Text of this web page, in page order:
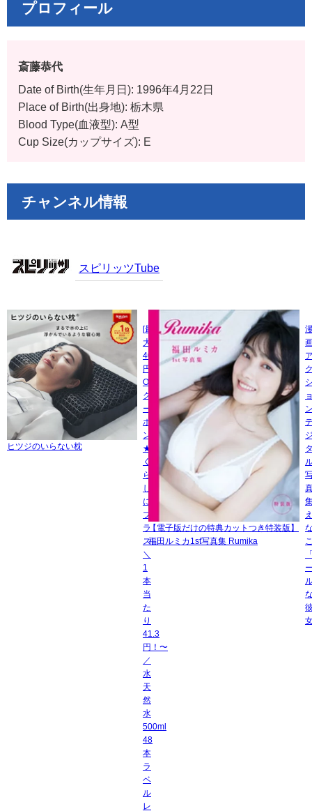
プロフィール
斎藤恭代
Date of Birth(生年月日): 1996年4月22日
Place of Birth(出身地): 栃木県
Blood Type(血液型): A型
Cup Size(カップサイズ): E
チャンネル情報
スピリッツTube
ヒツジのいらない枕
[最
大
400
円
OFF
ク
ー
ポ
ン
★
く
ら
し
に
プ
ラ
ス]
＼
1
本
当
た
り
41.3
円！〜
／
水
天
然
水
500ml
48
本
ラ
ベ
ル
レ
【電子版だけの特典カットつき特装版】
福田ルミカ1st写真集 Rumika